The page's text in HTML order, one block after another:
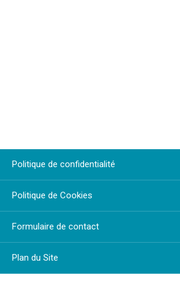
Politique de confidentialité
Politique de Cookies
Formulaire de contact
Plan du Site